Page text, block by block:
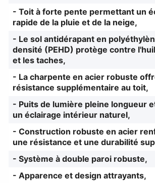
- Toit à forte pente permettant un
rapide de la pluie et de la neige,
- Le sol antidérapant en
densité (PEHD) protège contre
et les taches,
- La charpente en acier robuste
résistance supplémentaire au toit,
- Puits de lumière pleine longueur
un éclairage intérieur naturel,
- Construction robuste en acier
une résistance et une durabilité
- Système à double paroi robuste,
- Apparence et design attrayants,